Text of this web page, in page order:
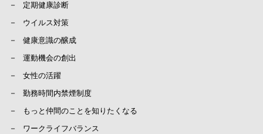
定期健康診断
ウイルス対策
健康意識の醸成
運動機会の創出
女性の活躍
勤務時間内禁煙制度
もっと仲間のことを知りたくなる
ワークライフバランス